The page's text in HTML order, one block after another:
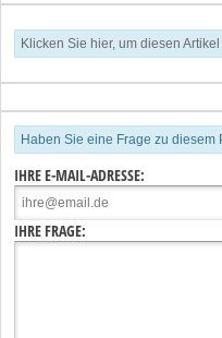
Klicken Sie hier, um diesen
Haben Sie eine Frage zu diesem
IHRE E-MAIL-ADRESSE:
IHRE FRAGE: